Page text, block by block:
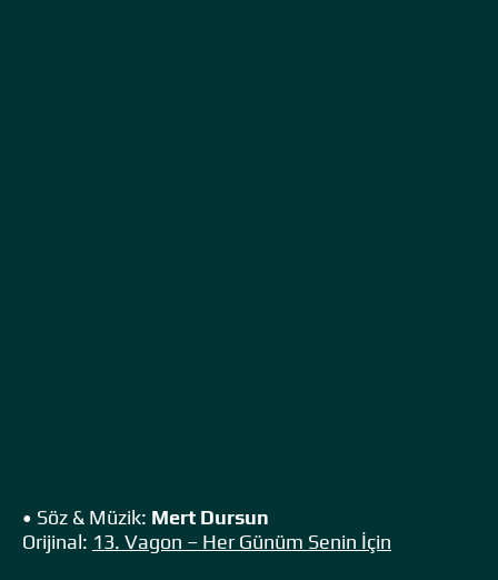
• Söz & Müzik: Mert Dursun
Orijinal: 13. Vagon – Her Günüm Senin İçin